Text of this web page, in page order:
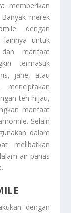
memberikan
merek
dengan
untuk
manfaat
termasuk
jahe, atau
teh hijau,
manfaat
Selain
dalam
melibatkan
air panas
dengan